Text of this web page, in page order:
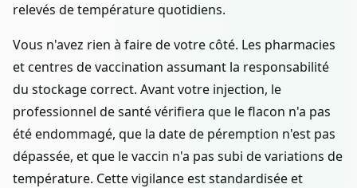
relevés de température quotidiens.
Vous n'avez rien à faire de votre côté. Les pharmacies
et centres de vaccination assumant la responsabilité
du stockage correct. Avant votre injection, le
professionnel de santé vérifiera que le flacon n'a pas
été endommagé, que la date de péremption n'est pas
dépassée, et que le vaccin n'a pas subi de variations de
température. Cette vigilance est standardisée et